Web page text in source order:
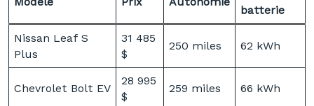
batterie
Nissan Leaf S
Plus
31 485
$
250 miles 62 kWh
Chevrolet Bolt EV
28 995
$
259 miles 66 kWh